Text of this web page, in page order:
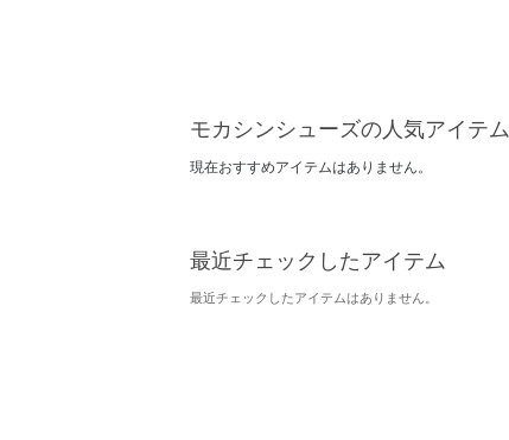
モカシンシューズの人気アイテム
現在おすすめアイテムはありません。
最近チェックしたアイテム
最近チェックしたアイテムはありません。